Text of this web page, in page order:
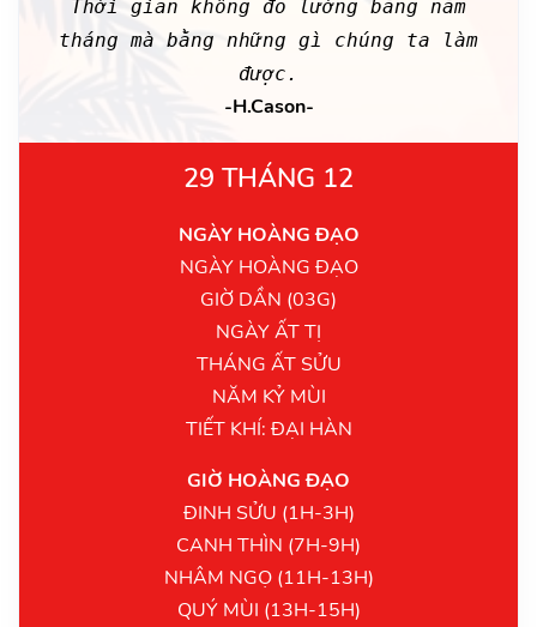
Thời gian không đo lường bằng năm
tháng mà bằng những gì chúng ta làm
được.
-H.Cason-
29 THÁNG 12
NGÀY HOÀNG ĐẠO
NGÀY HOÀNG ĐẠO
GIỜ DẦN (03G)
NGÀY ẤT TỊ
THÁNG ẤT SỬU
NĂM KỶ MÙI
TIẾT KHÍ: ĐẠI HÀN
GIỜ HOÀNG ĐẠO
ĐINH SỬU (1H-3H)
CANH THÌN (7H-9H)
NHÂM NGỌ (11H-13H)
QUÝ MÙI (13H-15H)